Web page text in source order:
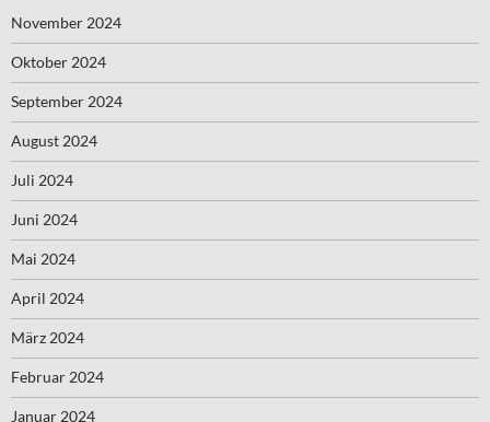
November 2024
Oktober 2024
September 2024
August 2024
Juli 2024
Juni 2024
Mai 2024
April 2024
März 2024
Februar 2024
Januar 2024